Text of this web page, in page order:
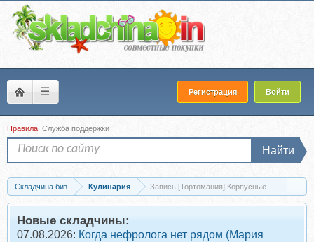
☰ Регистрация Войти
Правила Служба поддержки
Найти
Складчина биз Кулинария Запись [Тортомания] Корпусные пирожные
Новые складчины:
07.08.2026: Когда нефролога нет рядом (Мария